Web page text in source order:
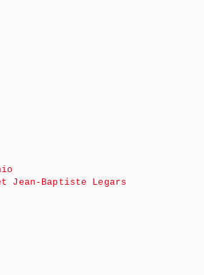
Jean-Baptiste Legars